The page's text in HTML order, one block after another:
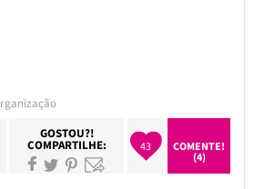
GOSTOU?!
COMPARTILHE: 43
COMENTE!
(4)